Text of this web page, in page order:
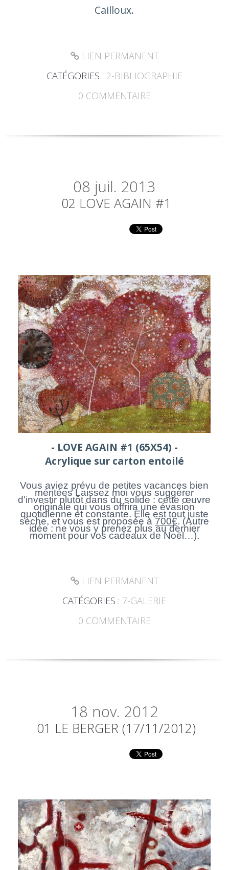
Cailloux.
LIEN PERMANENT
CATÉGORIES : 2-BIBLIOGRAPHIE
0 COMMENTAIRE
08 juil. 2013
02 LOVE AGAIN #1
- LOVE AGAIN #1 (65X54) -
Acrylique sur carton entoilé
Vous aviez prévu de petites vacances bien
méritées Laissez moi vous suggérer
d'investir plutôt dans du solide : cette œuvre
originale qui vous offrira une évasion
quotidienne et constante. Elle est tout juste
sèche, et vous est proposée à700€. (Autre
idée : ne vous y prenez plus au dernier
moment pour vos cadeaux de Noël…).
LIEN PERMANENT
CATÉGORIES :7-GALERIE
0 COMMENTAIRE
18 nov. 2012
01 LE BERGER (17/11/2012)